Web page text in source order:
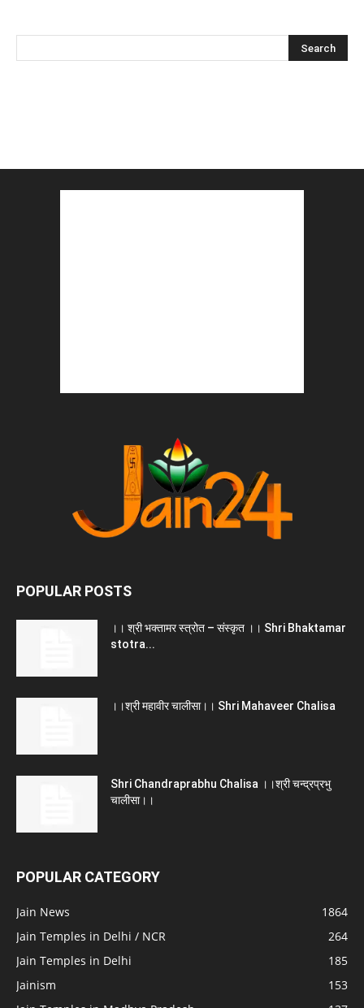
POPULAR POSTS
।। श्री भक्तामर स्त्रोत – संस्कृत ।। Shri Bhaktamar
stotra...
।।श्री महावीर चालीसा।। Shri Mahaveer Chalisa
Shri Chandraprabhu Chalisa ।।श्री चन्द्रप्रभु
चालीसा।।
POPULAR CATEGORY
Jain News
1864
Jain Temples in Delhi / NCR
264
Jain Temples in Delhi
185
Jainism
153